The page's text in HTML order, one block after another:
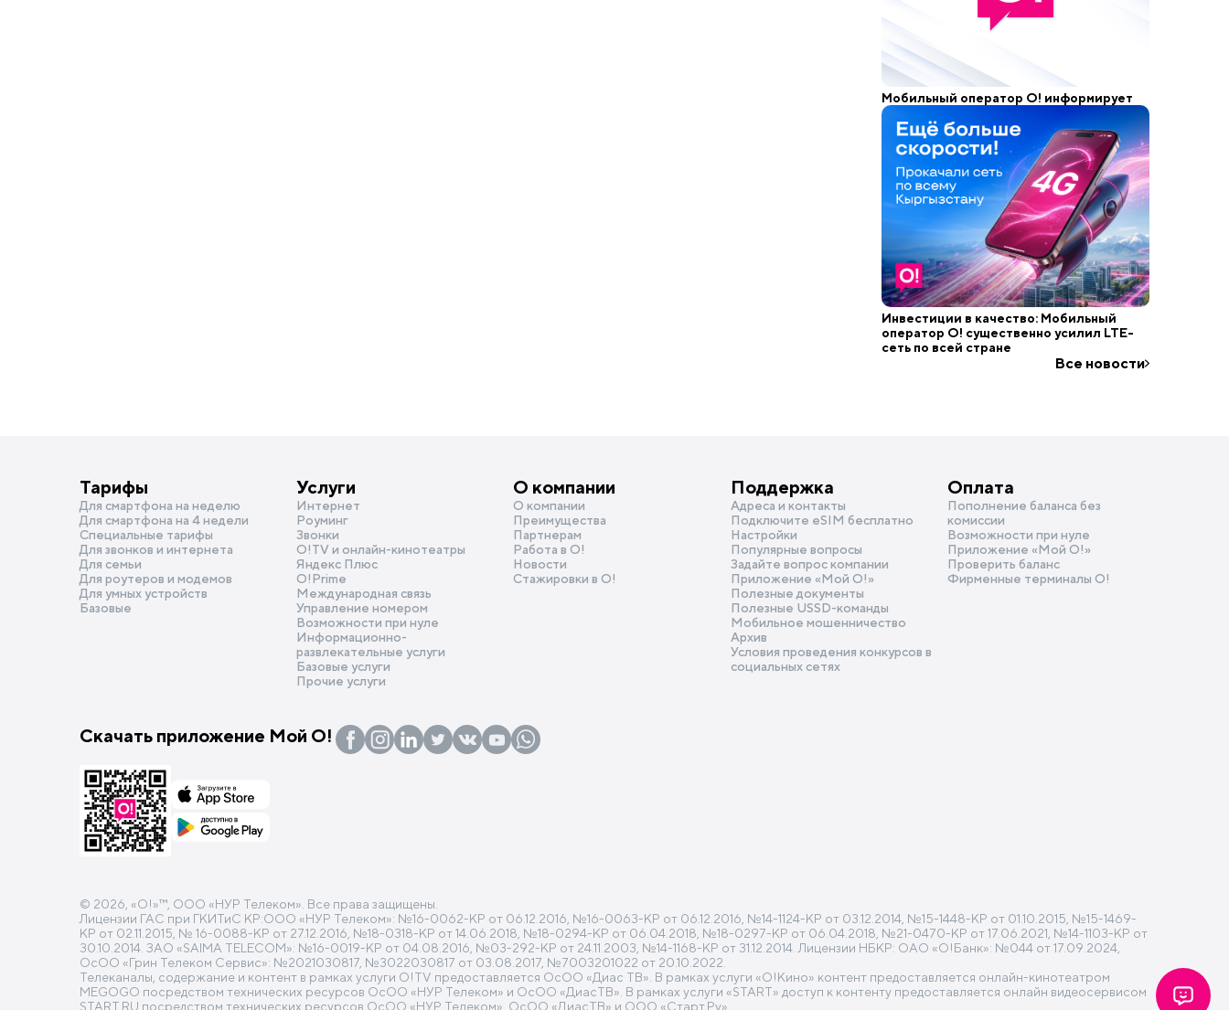
Мобильный оператор О! информирует
Инвестиции в качество: Мобильный
оператор О! существенно усилил LTE-
сеть по всей стране
Все новости
Тарифы
Для смартфона на неделю
Для смартфона на 4 недели
Специальные тарифы
Для звонков и интернета
Для семьи
Для роутеров и модемов
Для умных устройств
Базовые
Услуги
Интернет
Роуминг
Звонки
O!TV и онлайн-кинотеатры
Яндекс Плюс
О!Prime
Международная связь
Управление номером
Возможности при нуле
Информационно-
развлекательные услуги
Базовые услуги
Прочие услуги
О компании
О компании
Преимущества
Партнерам
Работа в О!
Новости
Стажировки в О!
Поддержка
Адреса и контакты
Подключите eSIM бесплатно
Настройки
Популярные вопросы
Задайте вопрос компании
Приложение «Mой О!»
Полезные документы
Полезные USSD-команды
Мобильное мошенничество
Архив
Условия проведения конкурсов в
социальных сетях
Оплата
Пополнение баланса без
комиссии
Возможности при нуле
Приложение «Мой О!»
Проверить баланс
Фирменные терминалы О!
Скачать приложение Мой О!
© 2026, «O!»™, ООО «НУР Телеком». Все права защищены.
Лицензии ГАС при ГКИТиС КР:ООО «НУР Телеком»: №16-0062-КР от 06.12.2016, №16-0063-КР от 06.12.2016, №14-1124-КР от 03.12.2014, №15-1448-КР от 01.10.2015, №15-1469-
КР от 02.11.2015, № 16-0088-КР от 27.12.2016, №18-0318-КР от 14.06.2018, №18-0294-КР от 06.04.2018, №18-0297-КР от 06.04.2018, №21-0470-КР от 17.06.2021, №14-1103-КР от
30.10.2014. ЗАО «SAIMA TELECOM»: №16-0019-КР от 04.08.2016, №03-292-КР от 24.11.2003, №14-1168-КР от 31.12.2014. Лицензии НБКР: ОАО «О!Банк»: №044 от 17.09.2024,
ОсОО «Грин Телеком Сервис»: №2021030817, №3022030817 от 03.08.2017, №7003201022 от 20.10.2022.
Телеканалы, содержание и контент в рамках услуги O!TV предоставляется ОсОО «Диас ТВ». В рамках услуги «O!Кино» контент предоставляется онлайн-кинотеатром
MEGOGO посредством технических ресурсов ОсОО «НУР Телеком» и ОсОО «ДиасТВ». В рамках услуги «START» доступ к контенту предоставляется онлайн видеосервисом
START.RU посредством технических ресурсов ОсОО «НУР Телеком», ОсОО «ДиасТВ» и ООО «Старт.Ру».